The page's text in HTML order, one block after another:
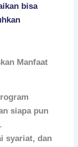
bisa
Manfaat
siapa pun
syariat, dan